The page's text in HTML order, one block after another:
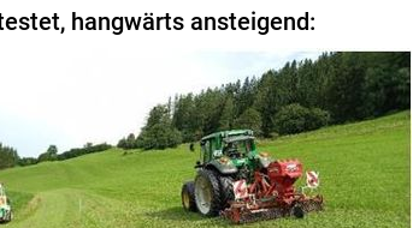
hangwärts ansteigend: